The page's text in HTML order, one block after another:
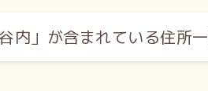
内」が含まれている住所